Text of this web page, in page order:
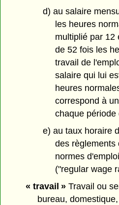
d) au salaire
les heures
multiplié par 12
de 52 fois les
travail de
salaire qui lui
heures
correspond à
chaque période
e) au taux horaire
des règlements
normes
("regular wage
« travail »Travail ou
bureau,